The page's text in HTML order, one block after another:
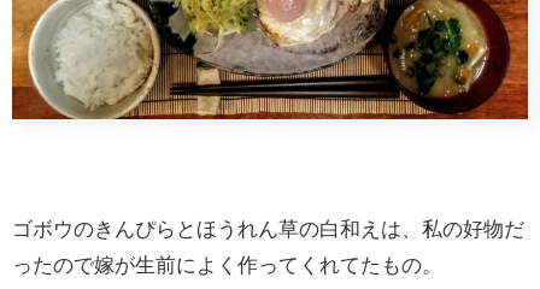
ゴボウのきんぴらとほうれん草の白和えは、私の好物だ
ったので嫁が生前によく作ってくれてたもの。